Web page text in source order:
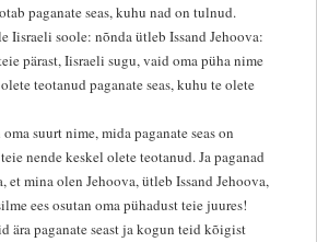
paganate seas, kuhu nad on tulnud.
Iisraeli soole: nõnda ütleb Issand Jehoova:
pärast, Iisraeli sugu, vaid oma püha nime
teotanud paganate seas, kuhu te olete
suurt nime, mida paganate seas on
nende keskel olete teotanud. Ja paganad
et mina olen Jehoova, ütleb Issand Jehoova,
ees osutan oma pühadust teie juures!
ära paganate seast ja kogun teid kõigist